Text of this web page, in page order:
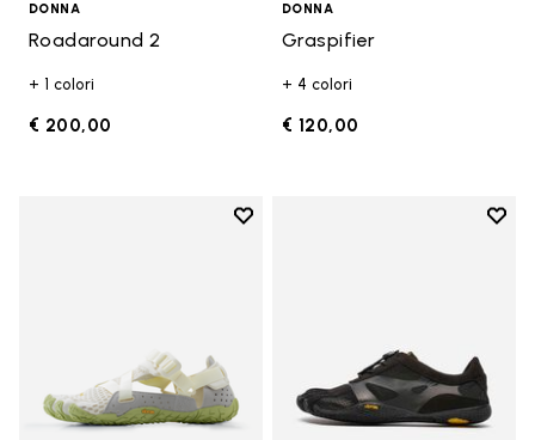
DONNA
Roadaround 2
+ 1 colori
€ 200,00
DONNA
Graspifier
+ 4 colori
€ 120,00
Add to wishlist
Add